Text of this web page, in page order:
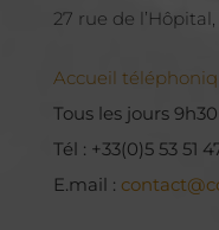
27 rue de
Accueil
Tous les jours
Tél : +33(0)5 53 51
E.mail :